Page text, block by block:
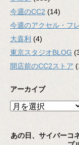
今週のCC2 (14)
今週のアクセル・フ
大喜利 (4)
東京スタジオBLOG
開店前のCC2ストア
アーカイブ
ア
イ
あの日、サイバーコ